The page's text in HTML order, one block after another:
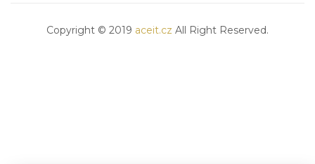
Copyright © 2019 aceit.cz All Right Reserved.